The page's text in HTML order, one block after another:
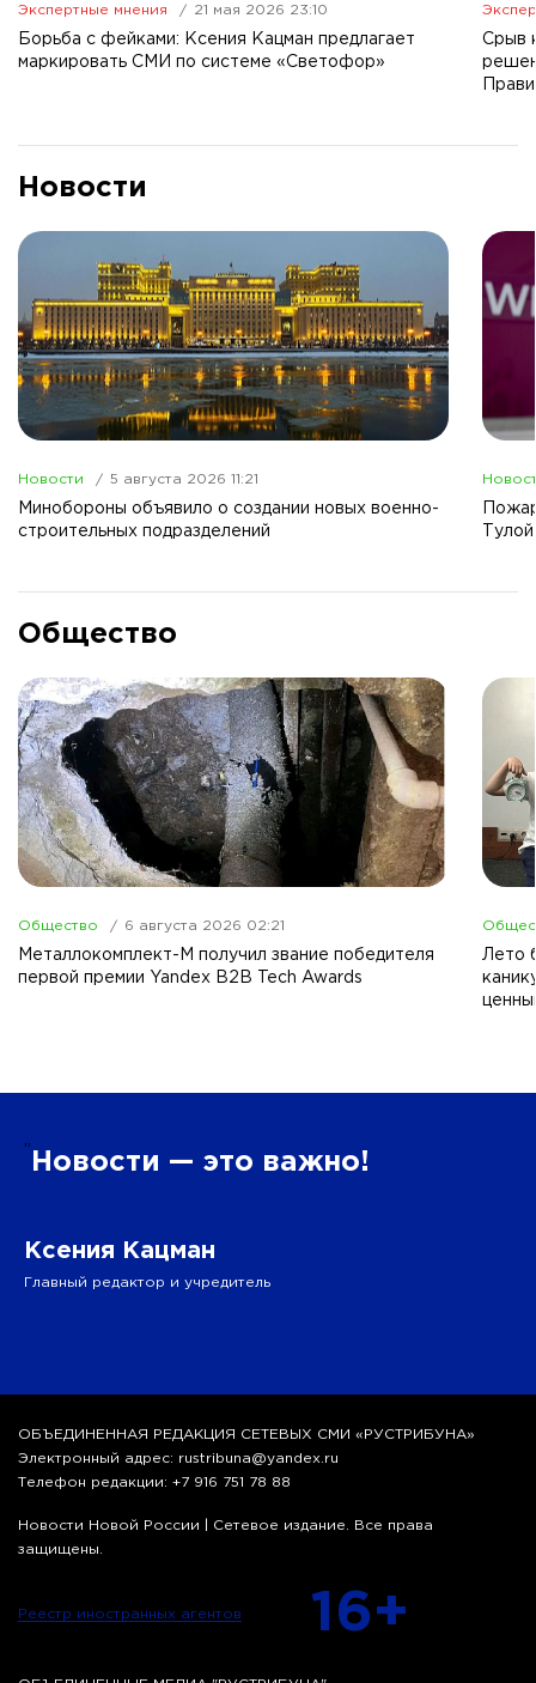
Экспертные мнения 21 мая 2026 23:10
Борьба с фейками: Ксения Кацман предлагает
маркировать СМИ по системе «Светофор»
Срыв
Новости
Новости 5 августа 2026 11:21
Минобороны объявило о создании новых военно-
строительных подразделений
Общество
Общество 6 августа 2026 02:21
Металлокомплект-М получил звание победителя
первой премии Yandex B2B Tech Awards
Лето
” Новости — это важно!
Ксения Кацман
Главный редактор и учредитель
ОБЪЕДИНЕННАЯ РЕДАКЦИЯ СЕТЕВЫХ СМИ «РУСТРИБУНА»
Электронный адрес: rustribuna@yandex.ru
Телефон редакции: +7 916 751 78 88
Новости Новой России | Сетевое издание. Все права
защищены.
Реестр иностранных агентов 16+